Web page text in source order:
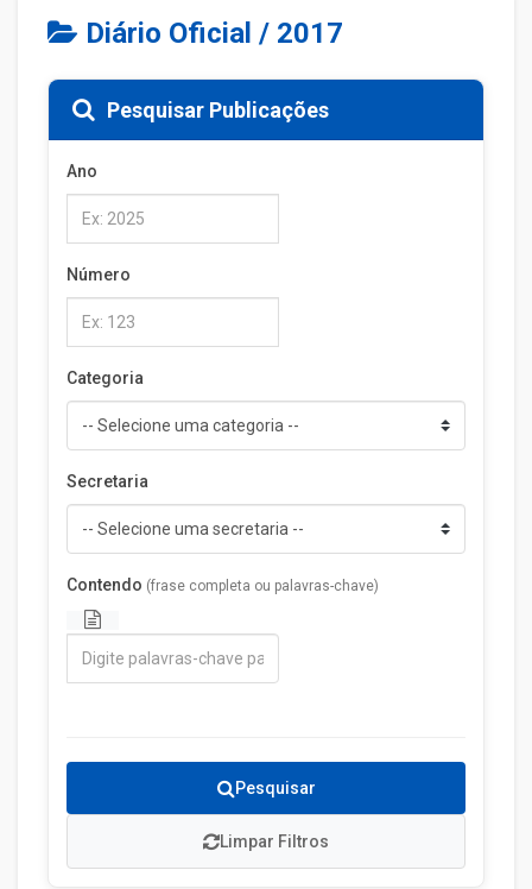
Diário Oficial / 2017
Pesquisar Publicações
Ano
Número
Categoria
Secretaria
Contendo (frase completa ou palavras-chave)
Limpar Filtros
Pesquisar